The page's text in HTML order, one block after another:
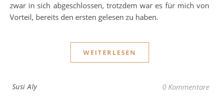
zwar in sich abgeschlossen, trotzdem war es für mich von
Vorteil, bereits den ersten gelesen zu haben.
WEITERLESEN
Susi Aly 0 Kommentare